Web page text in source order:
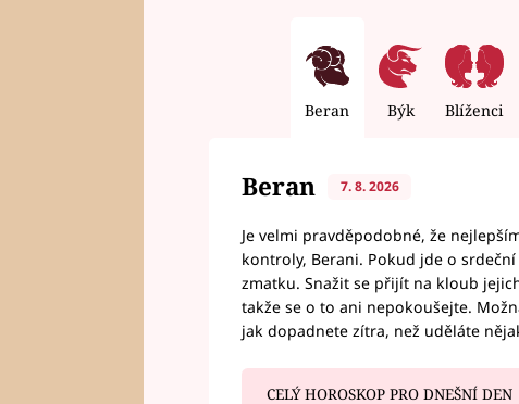
Beran Býk Blíženci
Beran 7. 8. 2026
Je velmi pravděpodobné, že
kontroly, Berani. Pokud jde o
zmatku. Snažit se přijít na kloub
takže se o to ani nepokoušejte.
jak dopadnete zítra, než uděláte
CELÝ HOROSKOP PRO DNEŠNÍ DEN